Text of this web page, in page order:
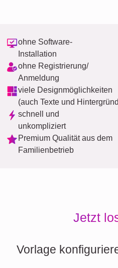
ohne Software-
Installation
ohne Registrierung/
Anmeldung
viele Designmöglichkeiten
(auch Texte und
schnell und
unkompliziert
Premium Qualität aus dem
Familienbetrieb
Jetzt
Vorlage